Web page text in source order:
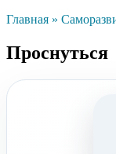
Главная »
Проснуться